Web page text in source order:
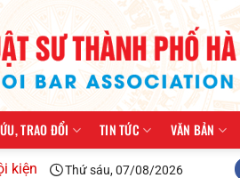
TRAO ĐỔI TIN TỨC VĂN BẢN
tổ chức, triển khai công tác năm
Thứ sáu, 07/08/2026